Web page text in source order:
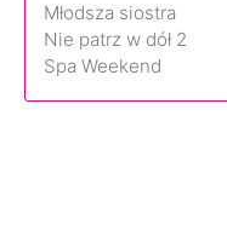
Młodsza siostra
Nie patrz w dół 2
Spa Weekend